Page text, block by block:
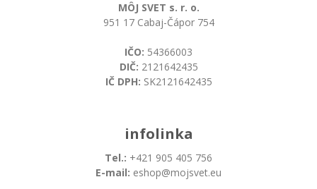
MÔJ SVET s. r. o.
951 17 Cabaj-Čápor 754
IČO: 54366003
DIČ: 2121642435
IČ DPH: SK2121642435
infolinka
Tel.: +421 905 405 756
E-mail: eshop@mojsvet.eu